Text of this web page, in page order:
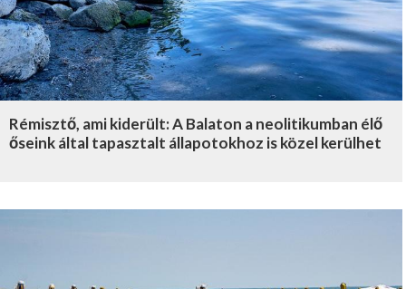
Rémisztő, ami kiderült: A Balaton a neolitikumban élő
őseink által tapasztalt állapotokhoz is közel kerülhet